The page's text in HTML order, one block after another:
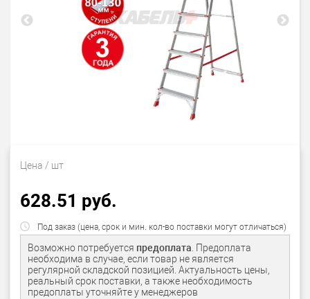
Цена / шт
628.51 руб.
Под заказ (цена, срок и мин. кол-во поставки могут отличаться)
Возможно потребуется предоплата. Предоплата
необходима в случае, если товар не является
регулярной складской позицией. Актуальность цены,
реальный срок поставки, а также необходимость
предоплаты уточняйте у менеджеров